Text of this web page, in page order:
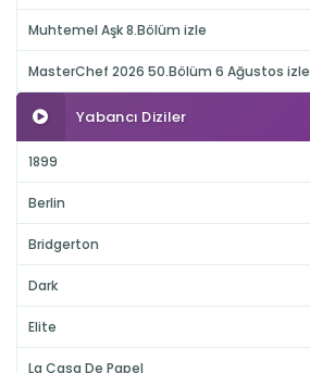
Muhtemel Aşk 8.Bölüm izle
MasterChef 2026 50.Bölüm 6 Ağustos izle
Yabancı Diziler
1899
Berlin
Bridgerton
Dark
Elite
La Casa De Papel